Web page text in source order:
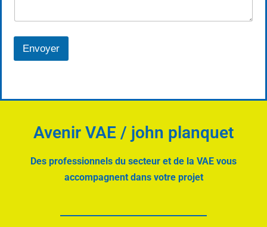
Envoyer
Avenir VAE / john planquet
Des professionnels du secteur et de la VAE vous
accompagnent dans votre projet